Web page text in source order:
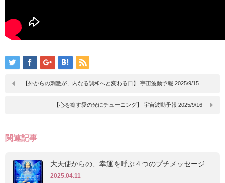
【外からの刺激が、内なる調和へと変わる日】 宇宙波動予報 2025/9/15
【心を癒す愛の光にチューニング】 宇宙波動予報 2025/9/16
関連記事
大天使からの、幸運を呼ぶ４つのプチメッセージ
2025.04.11